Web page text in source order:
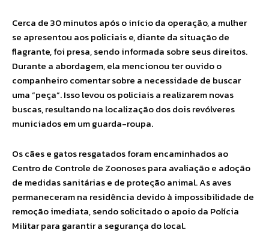
Cerca de 30 minutos após o início da operação, a mulher
se apresentou aos policiais e, diante da situação de
flagrante, foi presa, sendo informada sobre seus direitos.
Durante a abordagem, ela mencionou ter ouvido o
companheiro comentar sobre a necessidade de buscar
uma “peça”. Isso levou os policiais a realizarem novas
buscas, resultando na localização dos dois revólveres
municiados em um guarda-roupa.
Os cães e gatos resgatados foram encaminhados ao
Centro de Controle de Zoonoses para avaliação e adoção
de medidas sanitárias e de proteção animal. As aves
permaneceram na residência devido à impossibilidade de
remoção imediata, sendo solicitado o apoio da Polícia
Militar para garantir a segurança do local.